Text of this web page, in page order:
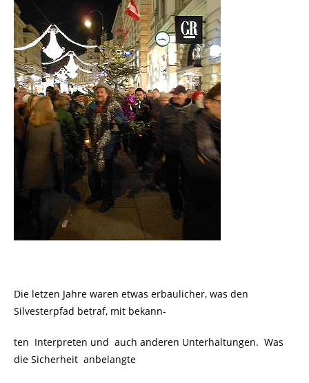
Die letzen Jahre waren etwas erbaulicher, was den
Silvesterpfad betraf, mit bekann-
ten Interpreten und auch anderen Unterhaltungen. Was
die Sicherheit anbelangte